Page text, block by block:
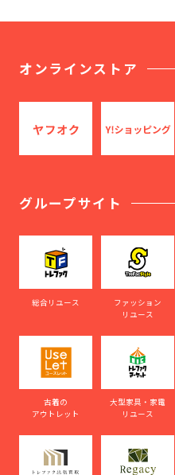
オンラインストア
グループサイト
総合リユース
ファッション
リユース
古着の
アウトレット
大型家具・家電
リユース